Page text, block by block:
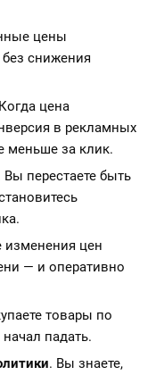
цены
снижения
цена
в рекламных
меньше за клик.
Вы перестаете быть
изменения цен
— и оперативно
товары по
падать.
. Вы знаете,